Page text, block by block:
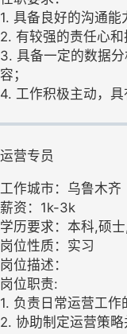
1. 具备良好的沟通能
2. 有较强的责任心和
3. 具备一定的数据
容；
4. 工作积极主动，具
运营专员
工作城市：乌鲁木齐
薪资：1k-3k
学历要求：本科,硕
岗位性质：实习
岗位描述：
岗位职责:
1. 负责日常运营工作
2. 协助制定运营策略